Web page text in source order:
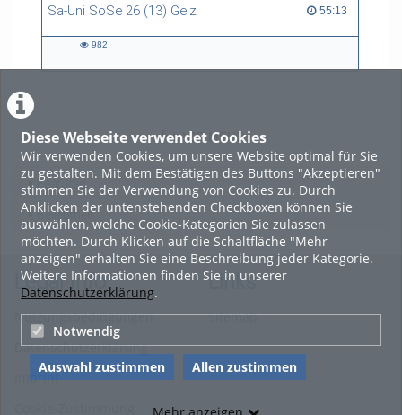
Diese Webseite verwendet Cookies
Wir verwenden Cookies, um unsere Website optimal für Sie
zu gestalten. Mit dem Bestätigen des Buttons "Akzeptieren"
stimmen Sie der Verwendung von Cookies zu. Durch
Anklicken der untenstehenden Checkboxen können Sie
auswählen, welche Cookie-Kategorien Sie zulassen
möchten. Durch Klicken auf die Schaltfläche "Mehr
anzeigen" erhalten Sie eine Beschreibung jeder Kategorie.
Weitere Informationen finden Sie in unserer
Datenschutzerklärung.
Notwendig
Auswahl zustimmen Allen zustimmen
Sa-Uni SoSe 26 (13) Gelz 55:13
55:13 duration
982
LADE MEHR
Featured
Beliebtheit
Legal Info
Nutzungsbedingungen
Datenschutzerklärung
Imprint
Links
Sitemap